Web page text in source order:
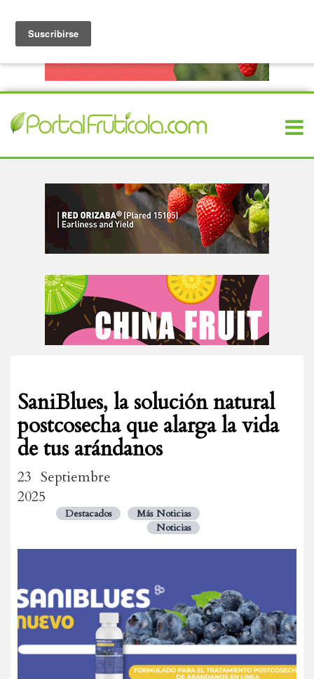
SaniBlues, la solución natural
postcosecha que alarga la vida
de tus arándanos
23 Septiembre
2025
Destacados
Más Noticias
Noticias